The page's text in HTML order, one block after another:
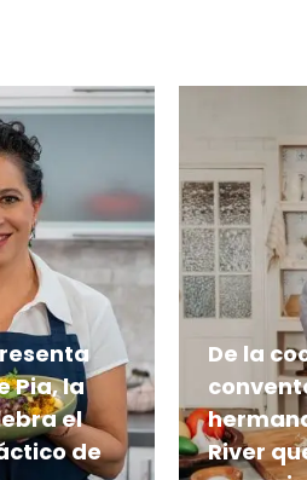
Pia, la
el
de
De la
River